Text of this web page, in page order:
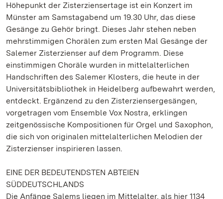
Höhepunkt der Zisterziensertage ist ein Konzert im
Münster am Samstagabend um 19.30 Uhr, das diese
Gesänge zu Gehör bringt. Dieses Jahr stehen neben
mehrstimmigen Chorälen zum ersten Mal Gesänge der
Salemer Zisterzienser auf dem Programm. Diese
einstimmigen Choräle wurden in mittelalterlichen
Handschriften des Salemer Klosters, die heute in der
Universitätsbibliothek in Heidelberg aufbewahrt werden,
entdeckt. Ergänzend zu den Zisterziensergesängen,
vorgetragen vom Ensemble Vox Nostra, erklingen
zeitgenössische Kompositionen für Orgel und Saxophon,
die sich von originalen mittelalterlichen Melodien der
Zisterzienser inspirieren lassen.
EINE DER BEDEUTENDSTEN ABTEIEN
SÜDDEUTSCHLANDS
Die Anfänge Salems liegen im Mittelalter, als hier 1134